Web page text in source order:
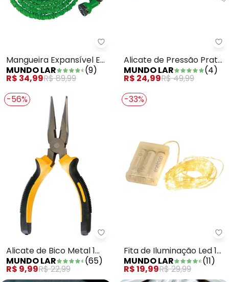
Mundo Lar - Mangueira
Mangueira Expansível Em
Silicone 5 Metros
MUNDO LAR (9)
R$ 34,99R$ 89,99
Alicate de Pressão Prata
em Metal 1 Peça
MUNDO LAR (4)
R$ 24,99R$ 49,99
-56%
Mundo Lar - Alicate de Bico
Alicate de Bico Metal 1
Peça
MUNDO LAR (65)
R$ 9,99R$ 22,99
-33%
Fita de Iluminação Led 1
Peça
MUNDO LAR (11)
R$ 19,99R$ 29,99